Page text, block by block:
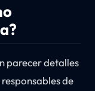
parecer detalles
de